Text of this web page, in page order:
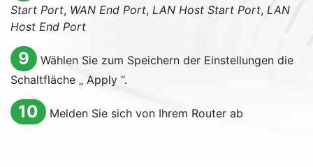
Start Port, WAN End Port, LAN Host Start Port, LAN
Host End Port
9
Wählen Sie zum Speichern der Einstellungen die
Schaltfläche „ Apply “.
10 Melden Sie sich von Ihrem Router ab